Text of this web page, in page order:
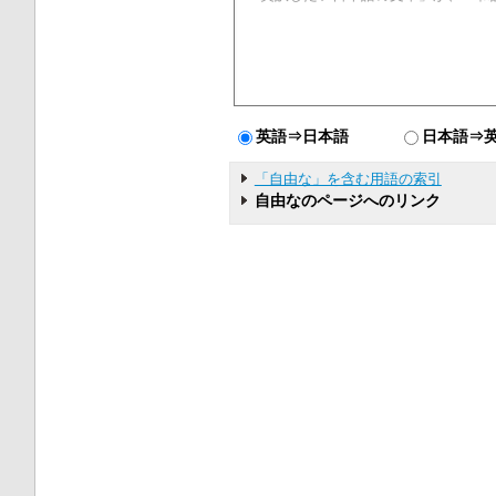
英語⇒日本語 日本語⇒
「自由な」を含む用語の索引
自由なのページへのリンク